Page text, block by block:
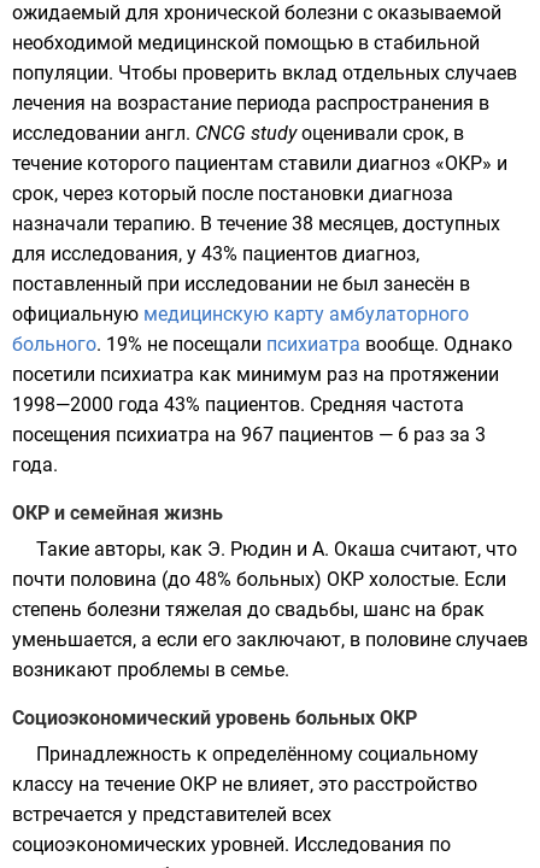
ожидаемый для хронической болезни с оказываемой
необходимой медицинской помощью в стабильной
популяции. Чтобы проверить вклад отдельных случаев
лечения на возрастание периода распространения в
исследовании англ. CNCG studyоценивали срок, в
течение которого пациентам ставили диагноз «ОКР» и
срок, через который после постановки диагноза
назначали терапию. В течение 38 месяцев, доступных
для исследования, у 43% пациентов диагноз,
поставленный при исследовании не был занесён в
официальную медицинскую карту амбулаторного
больного. 19% не посещали психиатра вообще. Однако
посетили психиатра как минимум раз на протяжении
1998—2000 года 43% пациентов. Средняя частота
посещения психиатра на 967 пациентов — 6 раз за 3
года.
ОКР и семейная жизнь
Такие авторы, как Э. Рюдин и А. Окаша считают, что
почти половина (до 48% больных) ОКР холостые. Если
степень болезни тяжелая до свадьбы, шанс на брак
уменьшается, а если его заключают, в половине случаев
возникают проблемы в семье.
Социоэкономический уровень больных ОКР
Принадлежность к определённому социальному
классу на течение ОКР не влияет, это расстройство
встречается у представителей всех
социоэкономических уровней. Исследования по